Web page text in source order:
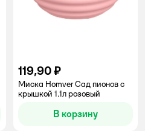
119,90 ₽
Миска Homver Сад пионов с
крышкой 1.1л розовый
В корзину